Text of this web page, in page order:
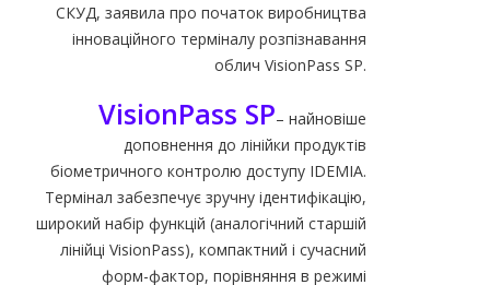
СКУД, заявила про початок виробництва
інноваційного терміналу розпізнавання
облич VisionPass SP.
VisionPass SP– найновіше
доповнення до лінійки продуктів
біометричного контролю доступу IDEMIA.
Термінал забезпечує зручну ідентифікацію,
широкий набір функцій (аналогічний старшій
лінійці VisionPass), компактний і сучасний
форм-фактор, порівняння в режимі